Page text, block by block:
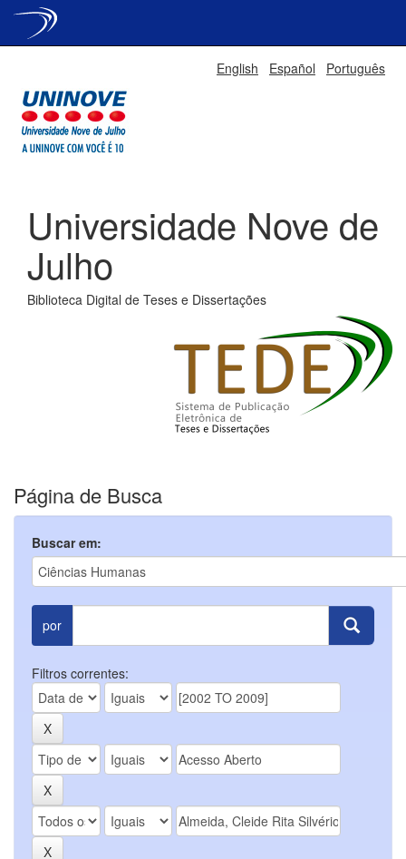
English Español Português
Universidade Nove de
Julho
Biblioteca Digital de Teses e Dissertações
Página de Busca
Buscar em:
por
Filtros correntes: